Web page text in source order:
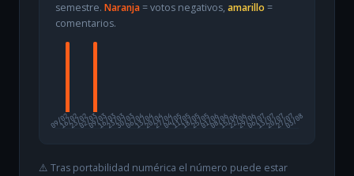
semestre. Naranja= votos negativos, amarillo =
comentarios.
09/02
16/0223/0202/0309/0316/0323/0330/0306/0413/0420/0427/0404/0511/0518/0525/0501/0608/0615/0622/0629/0606/0713/0720/0727/07
03/08
⚠️ Tras portabilidad numérica el número puede estar